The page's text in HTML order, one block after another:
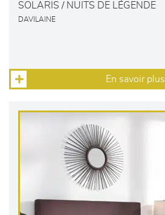
SOLARIS / NUITS DE LÉGENDE
DAVILAINE
En savoir plus